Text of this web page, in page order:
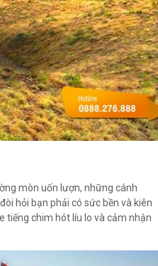
mòn uốn lượn, những cánh
hỏi bạn phải có sức bền và kiên
tiếng chim hót líu lo và cảm nhận